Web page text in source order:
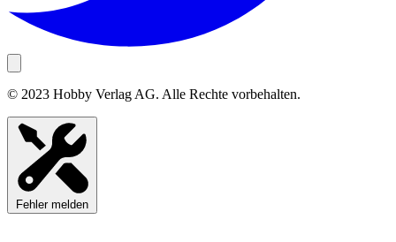
© 2023 Hobby Verlag AG. Alle Rechte vorbehalten.
Fehler melden